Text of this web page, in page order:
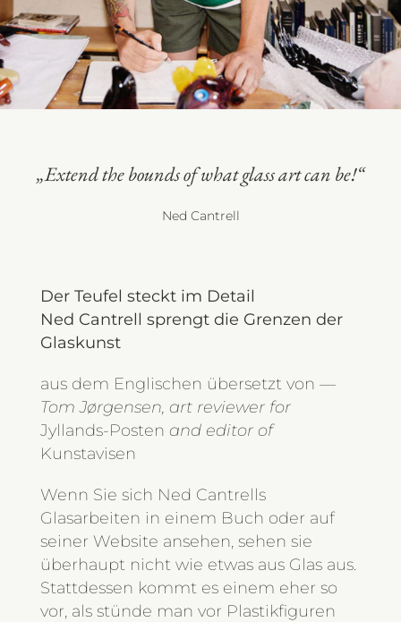
„Extend the bounds of what glass art can be!“
Ned Cantrell
Der Teufel steckt im Detail
Ned Cantrell sprengt die Grenzen der
Glaskunst
aus dem Englischen übersetzt von —
Tom Jørgensen, art reviewer for
Jyllands-Posten and editor of
Kunstavisen
Wenn Sie sich Ned Cantrells
Glasarbeiten in einem Buch oder auf
seiner Website ansehen, sehen sie
überhaupt nicht wie etwas aus Glas aus.
Stattdessen kommt es einem eher so
vor, als stünde man vor Plastikfiguren